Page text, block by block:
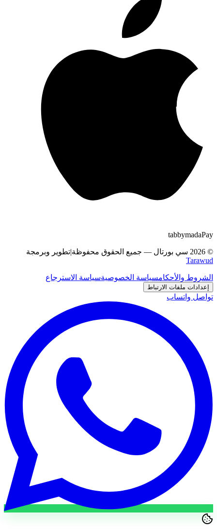
Pay
mada
tabby
©
2026 سي بورتال — جميع الحقوق محفوظة|تطوير وبرمجة
Tarawud
الشروط والأحكامسياسة الخصوصيةسياسة الاسترجاع
إعدادات ملفات الارتباط
تواصل واتساب